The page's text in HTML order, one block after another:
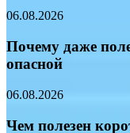
06.08.2026
Почему даже
опасной
06.08.2026
Чем полезен